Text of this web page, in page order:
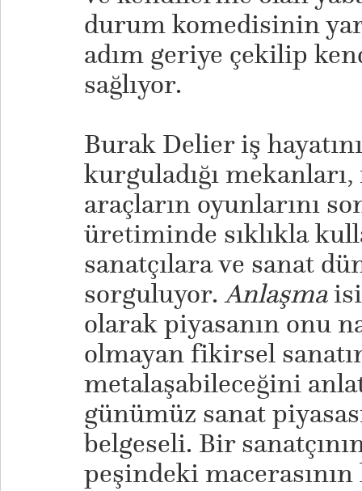
durum komedisinin
adım geriye çekilip
sağlıyor.
Burak Delier iş
kurguladığı
araçların oyunlarını
üretiminde sıklıkla
sanatçılara ve sanat
sorguluyor.Anlaşma
olarak piyasanın onu
olmayan fikirsel
metalaşabileceğini
günümüz sanat
belgeseli. Bir
peşindeki